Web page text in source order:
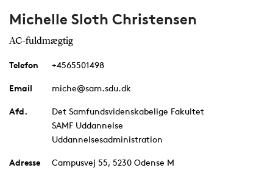
Michelle Sloth Christensen
AC-fuldmægtig
Telefon +4565501498
Email miche@sam.sdu.dk
Afd.
Det Samfundsvidenskabelige Fakultet
SAMF Uddannelse
Uddannelsesadministration
Adresse Campusvej 55, 5230 Odense M